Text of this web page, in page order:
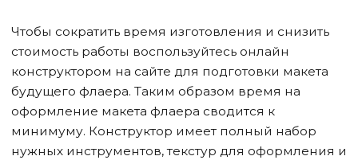
Чтобы сократить время изготовления и снизить
стоимость работы воспользуйтесь онлайн
конструктором на сайте для подготовки макета
будущего флаера. Таким образом время на
оформление макета флаера сводится к
минимуму. Конструктор имеет полный набор
нужных инструментов, текстур для оформления и